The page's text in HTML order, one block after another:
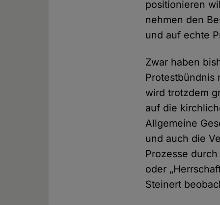
positionieren
nehmen den
und auf echte
Zwar haben
Protestbündnis
wird trotzdem
auf die
Allgemeine
und auch die
Prozesse
oder
Steinert